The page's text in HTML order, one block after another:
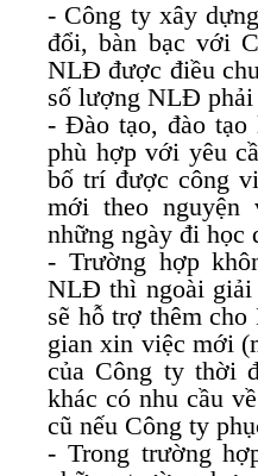
- Công ty xây
đổi, bàn bạc với
NLĐ được điều
số lượng NLĐ
- Đào tạo, đào
phù hợp với yêu
bố trí được công
mới theo
những ngày đi học
- Trường hợp
NLĐ thì ngoài giải
sẽ hỗ trợ thêm
gian xin việc mới
của Công ty thời
khác có nhu cầu
cũ nếu Công ty
- Trong trường